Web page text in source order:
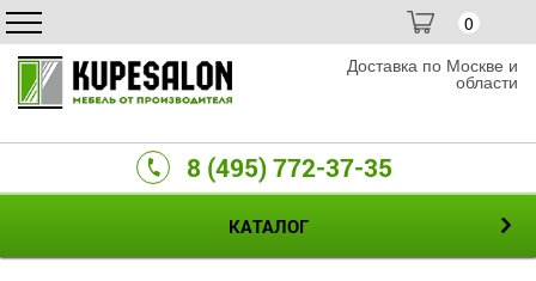
0
Доставка по Москве и
области
8 (495) 772-37-35
КАТАЛОГ